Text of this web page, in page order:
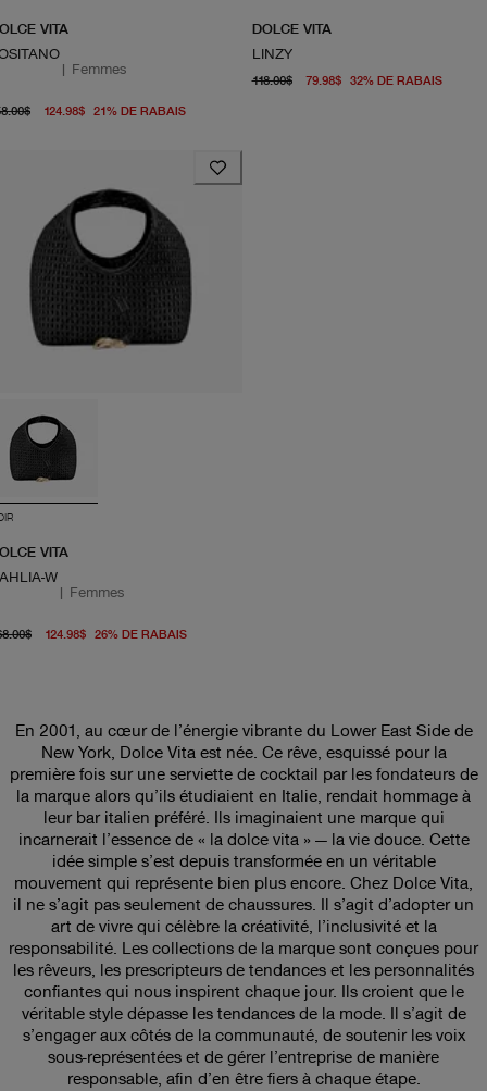
VITA
| Femmes
prix d'origine 158.00$
124.98$ 21% DE RABAISprix actuel 124.98$
DOLCE VITA
LINZY
118.00$ prix d'origine 118.00$
79.98$ 32% DE RABAISprix
VITA
W
| Femmes
prix d'origine 168.00$
124.98$ 26% DE RABAISprix actuel 124.98$
En 2001, au cœur de l’énergie vibrante du Lower East Side de
New York, Dolce Vita est née. Ce rêve, esquissé pour la
première fois sur une serviette de cocktail par les fondateurs de
la marque alors qu’ils étudiaient en Italie, rendait hommage à
leur bar italien préféré. Ils imaginaient une marque qui
incarnerait l’essence de « la dolce vita » — la vie douce. Cette
idée simple s’est depuis transformée en un véritable
mouvement qui représente bien plus encore. Chez Dolce Vita,
il ne s’agit pas seulement de chaussures. Il s’agit d’adopter un
art de vivre qui célèbre la créativité, l’inclusivité et la
responsabilité. Les collections de la marque sont conçues pour
les rêveurs, les prescripteurs de tendances et les personnalités
confiantes qui nous inspirent chaque jour. Ils croient que le
véritable style dépasse les tendances de la mode. Il s’agit de
s’engager aux côtés de la communauté, de soutenir les voix
sous-représentées et de gérer l’entreprise de manière
responsable, afin d’en être fiers à chaque étape.